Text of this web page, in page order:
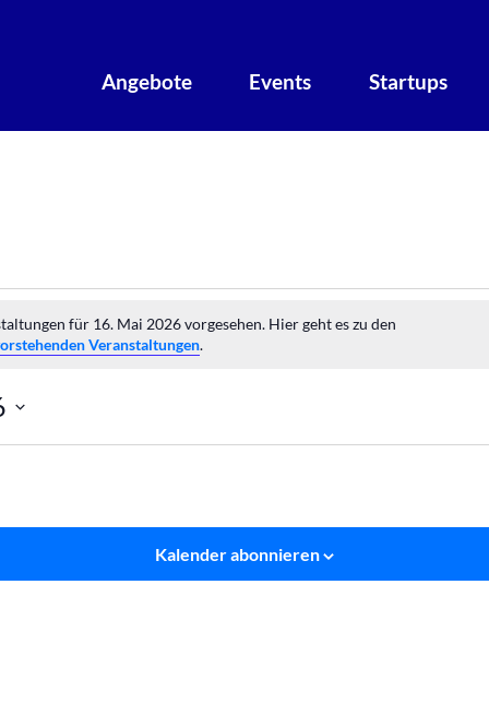
Angebote Events Startups
für 16. Mai 2026 vorgesehen. Hier geht es zu den
Veranstaltungen.
Kalender abonnieren